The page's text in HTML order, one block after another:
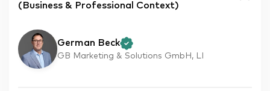
(Business & Professional Context)
German Beck
GB Marketing & Solutions GmbH, LI